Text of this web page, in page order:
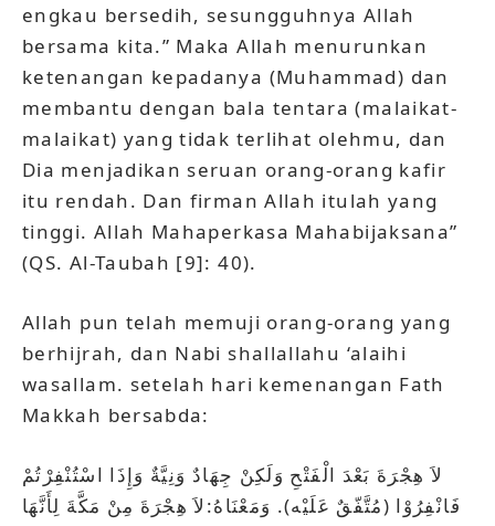
engkau bersedih, sesungguhnya Allah
bersama kita.” Maka Allah menurunkan
ketenangan kepadanya (Muhammad) dan
membantu dengan bala tentara (malaikat-
malaikat) yang tidak terlihat olehmu, dan
Dia menjadikan seruan orang-orang kafir
itu rendah. Dan firman Allah itulah yang
tinggi. Allah Mahaperkasa Mahabijaksana”
(QS. Al-Taubah [9]: 40).
Allah pun telah memuji orang-orang yang
berhijrah, dan Nabi shallallahu ‘alaihi
wasallam. setelah hari kemenangan Fath
Makkah bersabda:
لاَ هِجْرَةَ بَعْدَ الْفَتْحِ وَلَكِنْ جِهَادٌ وَنِيَّةٌ وَإِذَا اسْتُنْفِرْتُمْ
فَانْفِرُوْا (مُتَّفّقٌ عَلَيْه). وَمَعْنَاهُ:لاَ هِجْرَةَ مِنْ مَكَّةَ لِأَنَّهَا